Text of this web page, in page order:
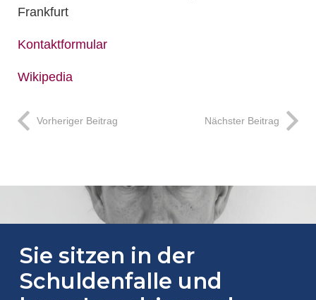
Frankfurt
Kontaktformular
Wikipedia
Vorheriger Beitrag Nächster Beitrag
Sie sitzen in der
Schuldenfalle und